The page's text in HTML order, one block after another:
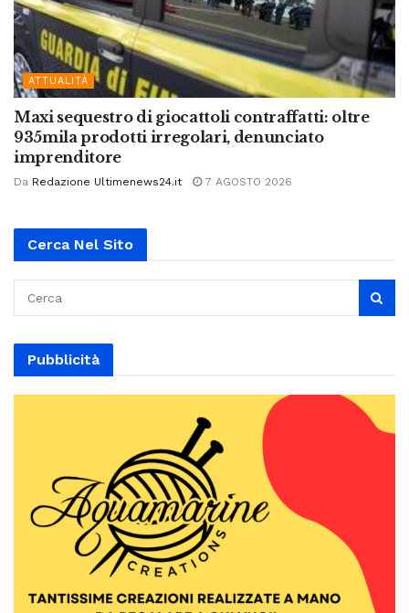
ATTUALITÀ
Maxi sequestro di giocattoli contraffatti: oltre
935mila prodotti irregolari, denunciato
imprenditore
Da Redazione Ultimenews24.it 7 AGOSTO 2026
Cerca Nel Sito
Pubblicità